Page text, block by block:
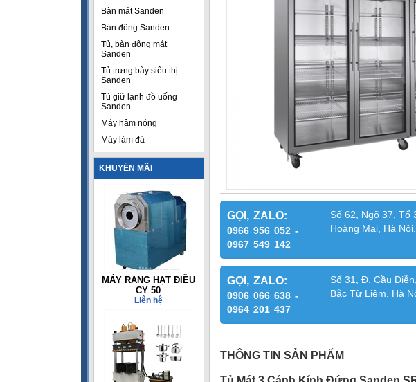
Bàn mát Sanden
Bàn đông Sanden
Tủ, bàn đông mát
Sanden
Tủ trưng bày siêu thị
Sanden
Tủ giữ lạnh đồ uống
Sanden
Máy hâm nóng
Máy làm đá
KHUYẾN MÃI
MÁY RANG HẠT ĐIỀU
CY 50
Liên hệ
GỌI, ZALO:
0966 956 052 -
0967 549 142
Số 62, Ngõ 37, Tổ
Hoàng Mai, Hà Nội.
GỌI, ZALO:
0906 066 638 -
0964 201 437
Số 31, Đ. Cầu
Bắc Từ Liêm, Hà
THÔNG TIN SẢN PHẨM